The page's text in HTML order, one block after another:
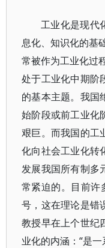
工业化是现代
息化、知识化的基
常被作为工业化过
处于工业化中期阶
的基本主题。我国
始阶段或前工业化
艰巨。而我国的工
化向社会工业化转
发展我国所有制多
常紧迫的。目前许
号，这在理论是错
教授早在上个世纪
业化的内涵：“是